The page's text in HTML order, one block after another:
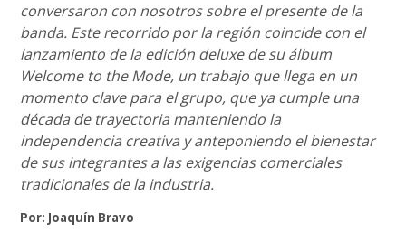
conversaron con nosotros sobre el presente de la
banda. Este recorrido por la región coincide con el
lanzamiento de la edición deluxe de su álbum
Welcome to the Mode, un trabajo que llega en un
momento clave para el grupo, que ya cumple una
década de trayectoria manteniendo la
independencia creativa y anteponiendo el bienestar
de sus integrantes a las exigencias comerciales
tradicionales de la industria.
Por: Joaquín Bravo